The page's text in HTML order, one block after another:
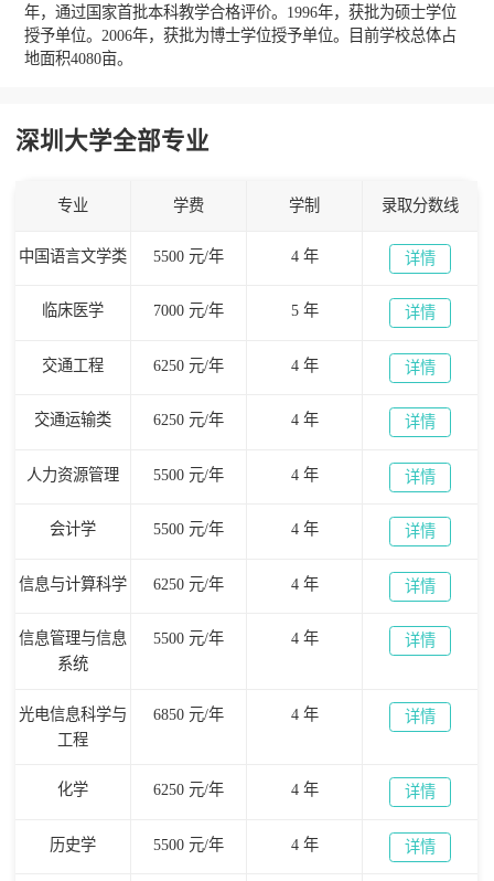
年，通过国家首批本科教学合格评价。1996年，获批为硕士学位
授予单位。2006年，获批为博士学位授予单位。目前学校总体占
地面积4080亩。
深圳大学全部专业
专业 学费 学制 录取分数线
中国语言文学类 5500 元/年 4 年 详情
临床医学 7000 元/年 5 年 详情
交通工程 6250 元/年 4 年 详情
交通运输类 6250 元/年 4 年 详情
人力资源管理 5500 元/年 4 年 详情
会计学 5500 元/年 4 年 详情
信息与计算科学 6250 元/年 4 年 详情
信息管理与信息
系统
5500 元/年 4 年 详情
光电信息科学与
工程
6850 元/年 4 年 详情
化学 6250 元/年 4 年 详情
历史学 5500 元/年 4 年 详情